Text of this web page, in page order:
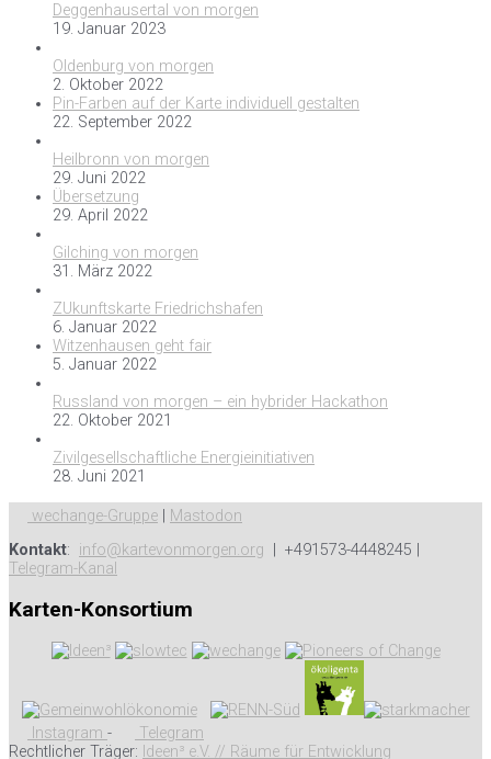
Deggenhausertal von morgen
19. Januar 2023
Oldenburg von morgen
2. Oktober 2022
Pin-Farben auf der Karte individuell gestalten
22. September 2022
Heilbronn von morgen
29. Juni 2022
Übersetzung
29. April 2022
Gilching von morgen
31. März 2022
ZUkunftskarte Friedrichshafen
6. Januar 2022
Witzenhausen geht fair
5. Januar 2022
Russland von morgen – ein hybrider Hackathon
22. Oktober 2021
Zivilgesellschaftliche Energieinitiativen
28. Juni 2021
wechange-Gruppe
Mastodon
Kontakt: info@kartevonmorgen.org | +491573-4448245 |
Telegram-Kanal
Karten-Konsortium
Instagram -
Telegram
Rechtlicher Träger: Ideen³ e.V. // Räume für Entwicklung